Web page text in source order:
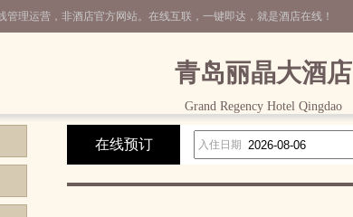
管理运营，非酒店官方网站。在线互联，一键即达，就是酒店在线！
青岛丽晶大酒店
Grand Regency Hotel Qingdao
在线预订 入住日期